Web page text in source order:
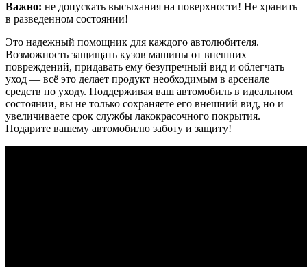
Важно: не допускать высыхания на поверхности! Не хранить
в разведенном состоянии!
Это надежный помощник для каждого автолюбителя.
Возможность защищать кузов машины от внешних
повреждений, придавать ему безупречный вид и облегчать
уход — всё это делает продукт необходимым в арсенале
средств по уходу. Поддерживая ваш автомобиль в идеальном
состоянии, вы не только сохраняете его внешний вид, но и
увеличиваете срок службы лакокрасочного покрытия.
Подарите вашему автомобилю заботу и защиту!